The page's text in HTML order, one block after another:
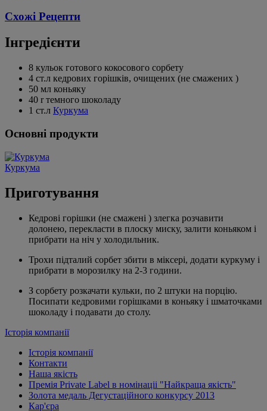
Схожі Рецепти
Інгредієнти
8 кульок готового кокосового сорбету
4 ст.л кедрових горішків, очищених (не смажених )
50 мл коньяку
40 r темного шоколаду
1 ст.л Куркума
Основні продукти
Куркума
Приготування
Кедрові горішки (не смажені ) злегка розчавити
долонею, перекласти в плоску миску, залити коньяком і
прибрати на ніч у холодильник.
Трохи підталий сорбет збити в міксері, додати куркуму і
прибрати в морозилку на 2-3 години.
З сорбету розкачати кульки, по 2 штуки на порцію.
Посипати кедровими горішками в коньяку і шматочками
шоколаду і подавати до столу.
Історія компанії
Історія компанії
Контакти
Наша якість
Премія Private Label в номінаціі "Найкраща якість"
Золота медаль Дегустаційного конкурсу 2013
Кар'єра